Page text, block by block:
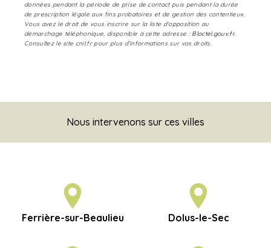
données pendant la période de prise de contact puis pendant la durée
de prescription légale aux fins probatoires et de gestion des contentieux.
Vous avez le droit de vous inscrire sur la liste d'opposition au
démarchage téléphonique, disponible à cette adresse : Bloctel.gouv.fr.
Consultez le site cnil.fr pour plus d’informations sur vos droits.
Nous intervenons sur ces villes
Ferrière-sur-Beaulieu Dolus-le-Sec